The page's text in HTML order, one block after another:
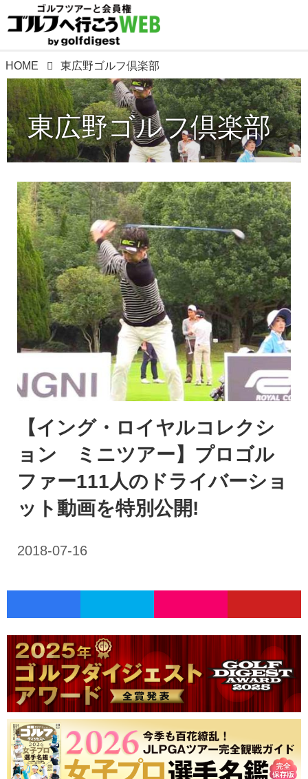
HOME 東広野ゴルフ倶楽部
東広野ゴルフ倶楽部
【イング・ロイヤルコレクシ
ョン ミニツアー】プロゴル
ファー111人のドライバーショ
ット動画を特別公開!